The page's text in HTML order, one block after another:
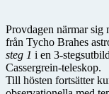
Provdagen närmar sig
från Tycho Brahes
steg 1 i en 3-
Cassergrein-teleskop.
Till hösten fortsätter